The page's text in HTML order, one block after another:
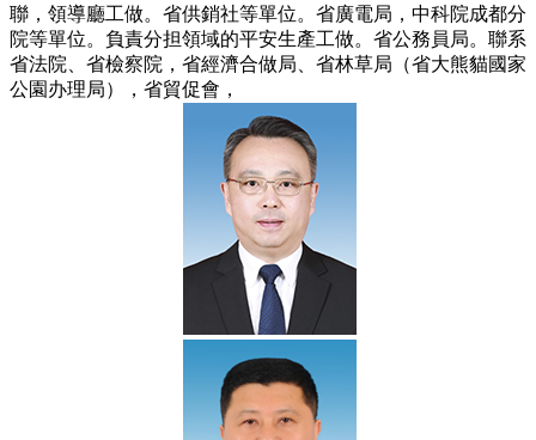
聯，領導廳工做。省供銷社等單位。省廣電局，中科院成都分
院等單位。負責分担領域的平安生產工做。省公務員局。聯系
省法院、省檢察院，省經濟合做局、省林草局（省大熊貓國家
公園办理局），省貿促會，